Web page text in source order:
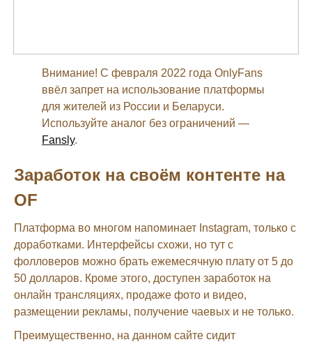
Внимание! С февраля 2022 года OnlyFans
ввёл запрет на использование платформы
для жителей из России и Беларуси.
Используйте аналог без ограничений —
Fansly.
Заработок на своём контенте на
OF
Платформа во многом напоминает Instagram, только с
доработками. Интерфейсы схожи, но тут с
фолловеров можно брать ежемесячную плату от 5 до
50 долларов. Кроме этого, доступен заработок на
онлайн трансляциях, продаже фото и видео,
размещении рекламы, получение чаевых и не только.
Преимущественно, на данном сайте сидит